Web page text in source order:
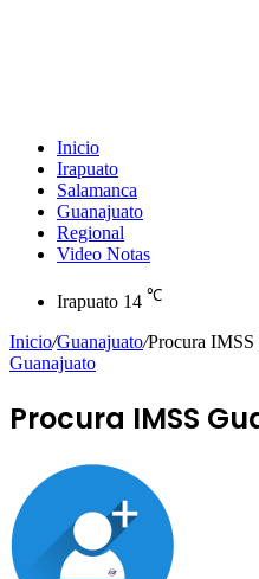
Inicio
Irapuato
Salamanca
Guanajuato
Regional
Video Notas
Irapuato 14 ℃
Inicio/Guanajuato/Procura IMSS
Guanajuato
Procura IMSS